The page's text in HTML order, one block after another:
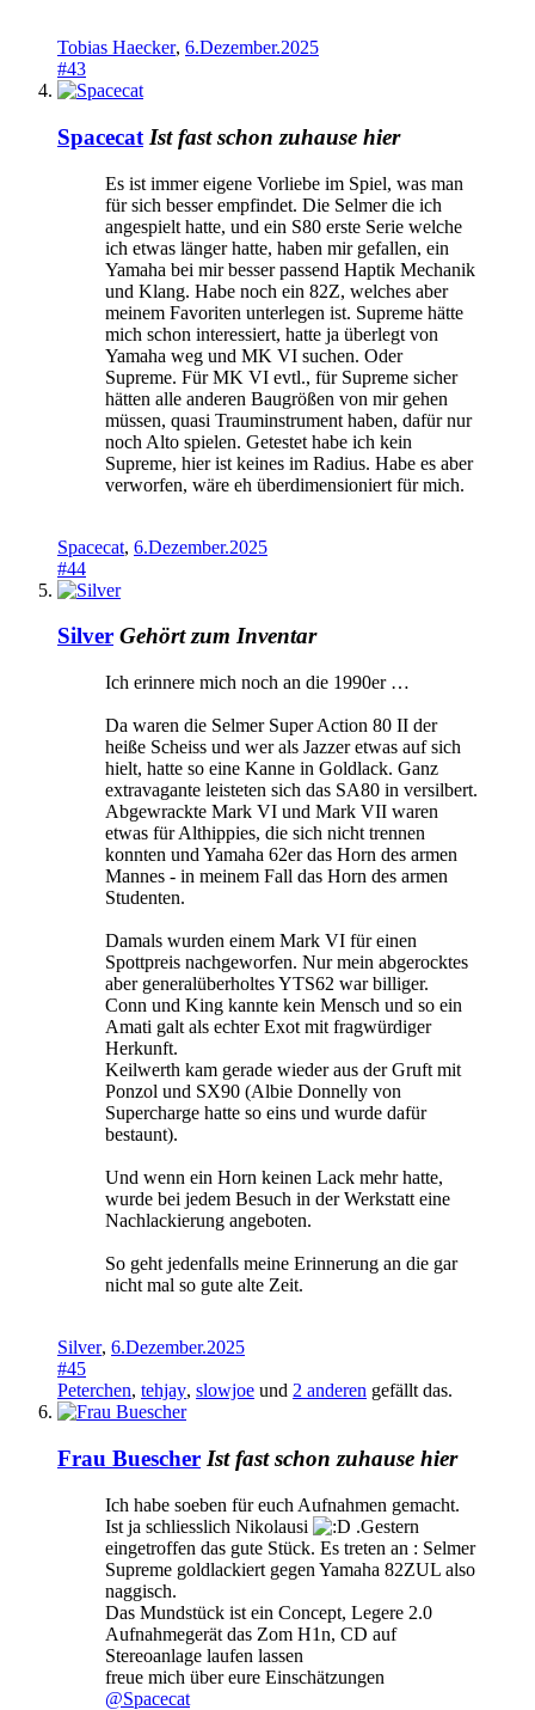
Tobias Haecker, 6.Dezember.2025
#43
Spacecat Ist fast schon zuhause hier
Es ist immer eigene Vorliebe im Spiel, was man
für sich besser empfindet. Die Selmer die ich
angespielt hatte, und ein S80 erste Serie welche
ich etwas länger hatte, haben mir gefallen, ein
Yamaha bei mir besser passend Haptik Mechanik
und Klang. Habe noch ein 82Z, welches aber
meinem Favoriten unterlegen ist. Supreme hätte
mich schon interessiert, hatte ja überlegt von
Yamaha weg und MK VI suchen. Oder
Supreme. Für MK VI evtl., für Supreme sicher
hätten alle anderen Baugrößen von mir gehen
müssen, quasi Trauminstrument haben, dafür nur
noch Alto spielen. Getestet habe ich kein
Supreme, hier ist keines im Radius. Habe es aber
verworfen, wäre eh überdimensioniert für mich.
Spacecat, 6.Dezember.2025
#44
Silver Gehört zum Inventar
Ich erinnere mich noch an die 1990er …
Da waren die Selmer Super Action 80 II der
heiße Scheiss und wer als Jazzer etwas auf sich
hielt, hatte so eine Kanne in Goldlack. Ganz
extravagante leisteten sich das SA80 in versilbert.
Abgewrackte Mark VI und Mark VII waren
etwas für Althippies, die sich nicht trennen
konnten und Yamaha 62er das Horn des armen
Mannes - in meinem Fall das Horn des armen
Studenten.
Damals wurden einem Mark VI für einen
Spottpreis nachgeworfen. Nur mein abgerocktes
aber generalüberholtes YTS62 war billiger.
Conn und King kannte kein Mensch und so ein
Amati galt als echter Exot mit fragwürdiger
Herkunft.
Keilwerth kam gerade wieder aus der Gruft mit
Ponzol und SX90 (Albie Donnelly von
Supercharge hatte so eins und wurde dafür
bestaunt).
Und wenn ein Horn keinen Lack mehr hatte,
wurde bei jedem Besuch in der Werkstatt eine
Nachlackierung angeboten.
So geht jedenfalls meine Erinnerung an die gar
nicht mal so gute alte Zeit.
Silver, 6.Dezember.2025
#45
Peterchen, tehjay, slowjoe und 2 anderen gefällt das.
Frau Buescher Ist fast schon zuhause hier
Ich habe soeben für euch Aufnahmen gemacht.
Ist ja schliesslich Nikolausi
.Gestern
eingetroffen das gute Stück. Es treten an : Selmer
Supreme goldlackiert gegen Yamaha 82ZUL also
naggisch.
Das Mundstück ist ein Concept, Legere 2.0
Aufnahmegerät das Zom H1n, CD auf
Stereoanlage laufen lassen
freue mich über eure Einschätzungen
@Spacecat